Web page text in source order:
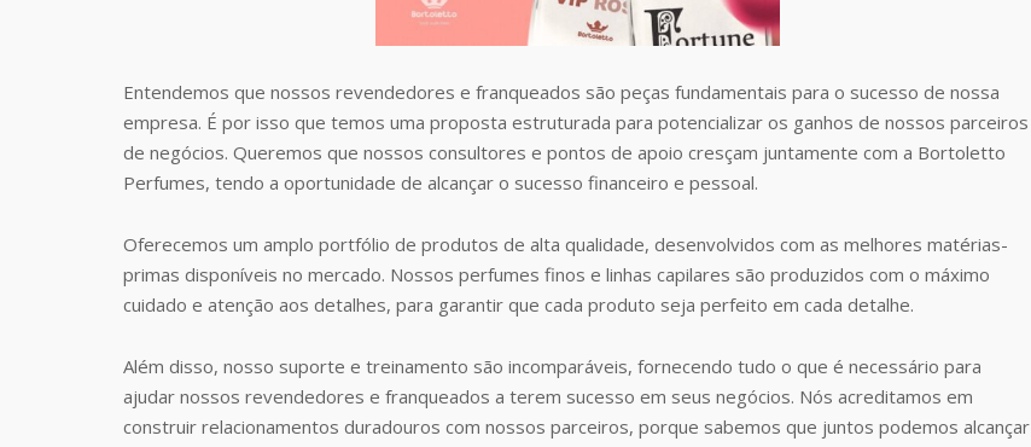
Entendemos que nossos revendedores e franqueados são peças fundamentais para o sucesso de nossa
empresa. É por isso que temos uma proposta estruturada para potencializar os ganhos de nossos parceiros
de negócios. Queremos que nossos consultores e pontos de apoio cresçam juntamente com a Bortoletto
Perfumes, tendo a oportunidade de alcançar o sucesso financeiro e pessoal.
Oferecemos um amplo portfólio de produtos de alta qualidade, desenvolvidos com as melhores matérias-
primas disponíveis no mercado. Nossos perfumes finos e linhas capilares são produzidos com o máximo
cuidado e atenção aos detalhes, para garantir que cada produto seja perfeito em cada detalhe.
Além disso, nosso suporte e treinamento são incomparáveis, fornecendo tudo o que é necessário para
ajudar nossos revendedores e franqueados a terem sucesso em seus negócios. Nós acreditamos em
construir relacionamentos duradouros com nossos parceiros, porque sabemos que juntos podemos alcançar